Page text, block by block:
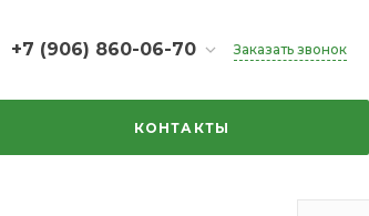
+7 (906) 860-06-70
+7 (906) 860-06-70
г. Челябинск, ТК Кольцо,
секция 35
Заказать звонок
КОНТАКТЫ